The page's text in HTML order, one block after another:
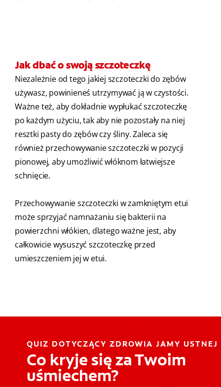
Jak dbać o swoją szczoteczkę
Niezależnie od tego jakiej szczoteczki do zębów
używasz, powinieneś utrzymywać ją w czystości.
Ważne też, aby dokładnie wypłukać szczoteczkę
po każdym użyciu, tak aby nie pozostały na niej
resztki pasty do zębów czy śliny. Zaleca się
również przechowywanie szczoteczki w pozycji
pionowej, aby umożliwić włóknom łatwiejsze
schnięcie.
Przechowywanie szczoteczki w zamkniętym etui
może sprzyjać namnażaniu się bakterii na
powierzchni włókien, dlatego ważne jest, aby
całkowicie wysuszyć szczoteczkę przed
umieszczeniem jej w etui.
QUIZ DOTYCZĄCY ZDROWIA JAMY USTNEJ
Co kryje się za Twoim
uśmiechem?